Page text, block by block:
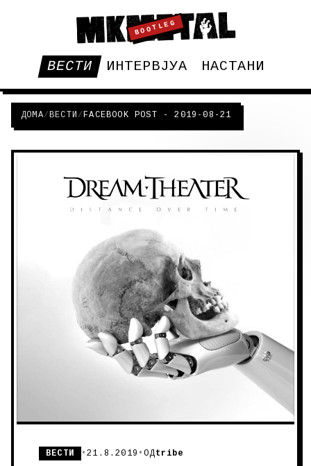
BOOTLEG
ВЕСТИ ИНТЕРВЈУА НАСТАНИ
ДОМА/ВЕСТИ /FACEBOOK POST - 2019-08-21
ВЕСТИ •21.8.2019 •ОДtribe